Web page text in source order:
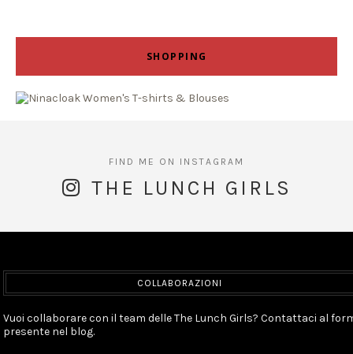
SHOPPING
THE LUNCH GIRLS
COLLABORAZIONI
Vuoi collaborare con il team delle The Lunch Girls? Contattaci al
presente nel blog.